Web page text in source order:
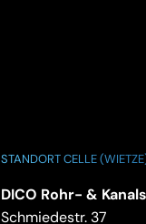
STANDORT CELLE
DICO Rohr- &
Schmiedestr. 37